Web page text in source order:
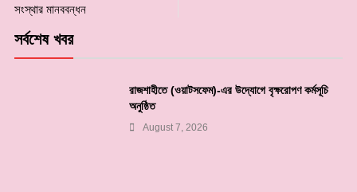
সংস্থার মানববন্ধন
সর্বশেষ খবর
রাজশাহীতে (ওয়াটসফেম)-এর উদ্যোগে বৃক্ষরোপণ কর্মসূচি
অনুষ্ঠিত
August 7, 2026